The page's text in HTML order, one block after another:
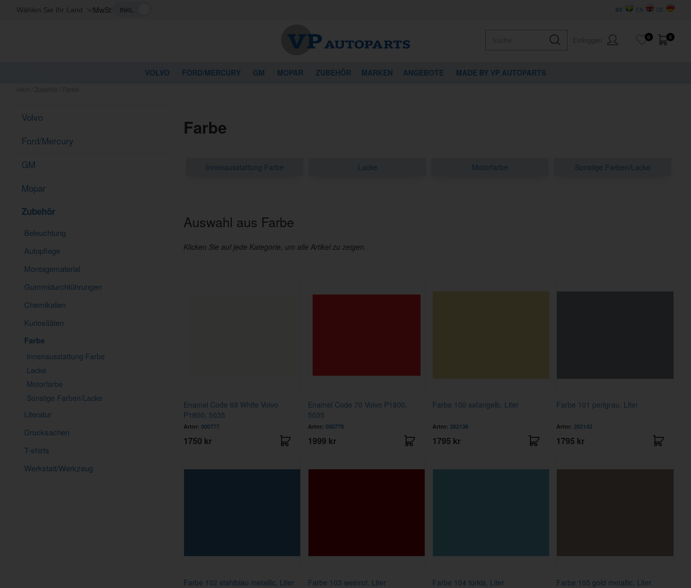
Wählen Sie Ihr Land MwSt: DE
EN
SV
0
0
VOLVO FORD/MERCURY GM MOPAR ZUBEHÖR MARKEN ANGEBOTE MADE BY VP AUTOPARTS
Volvo
Ford/Mercury
GM
Mopar
Zubehör
Beleuchtung
Autopflege
Montagematerial
Gummidurchführungen
Chemikalien
Kuriositäten
Farbe
Innenausstattung Farbe
Lacke
Motorfarbe
Sonstige Farben/Lacke
Literatur
Drucksachen
T-shirts
Werkstatt/Werkzeug
Farbe
Innenausstattung Farbe Lacke Motorfarbe Sonstige Farben/Lacke
Auswahl aus Farbe
Klicken Sie auf jede Kategorie, um alle Artikel zu zeigen.
Enamel Code 69 White Volvo
P1800, 5035
Artnr: 000777
1750 kr
Enamel Code 70 Volvo P1800,
5035
Artnr: 000778
1999 kr
Farbe 100 safarigelb, Liter
Artnr: 282136
1795 kr
Farbe 101 perlgrau, Liter
Artnr: 282142
1795 kr
Farbe 102 stahlblau metallic, Liter Farbe 103 weinrot, Liter Farbe 104 türkis, Liter Farbe 105 gold metallic, Liter